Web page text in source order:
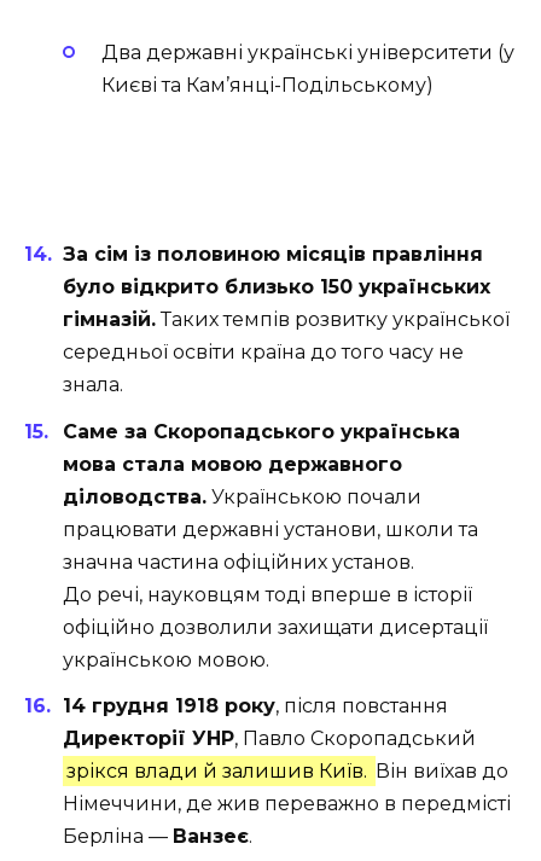
Два державні українські університети (у
Києві та Кам’янці-Подільському)
За сім із половиною місяців правління
було відкрито близько 150 українських
гімназій.Таких темпів розвитку української
середньої освіти країна до того часу не
знала.
Саме за Скоропадського українська
мова стала мовою державного
діловодства. Українською почали
працювати державні установи, школи та
значна частина офіційних установ.
До речі, науковцям тоді вперше в історії
офіційно дозволили захищати дисертації
українською мовою.
14 грудня 1918 року, після повстання
Директорії УНР, Павло Скоропадський
зрікся влади й залишив Київ. Він виїхав до
Німеччини, де жив переважно в передмісті
Берліна — Ванзеє.